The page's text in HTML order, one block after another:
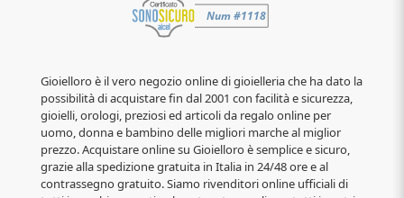
Gioielloro è il vero negozio online di gioielleria che ha dato la
possibilità di acquistare fin dal 2001 con facilità e sicurezza,
gioielli, orologi, preziosi ed articoli da regalo online per
uomo, donna e bambino delle migliori marche al miglior
prezzo. Acquistare online su Gioielloro è semplice e sicuro,
grazie alla spedizione gratuita in Italia in 24/48 ore e al
contrassegno gratuito. Siamo rivenditori online ufficiali di